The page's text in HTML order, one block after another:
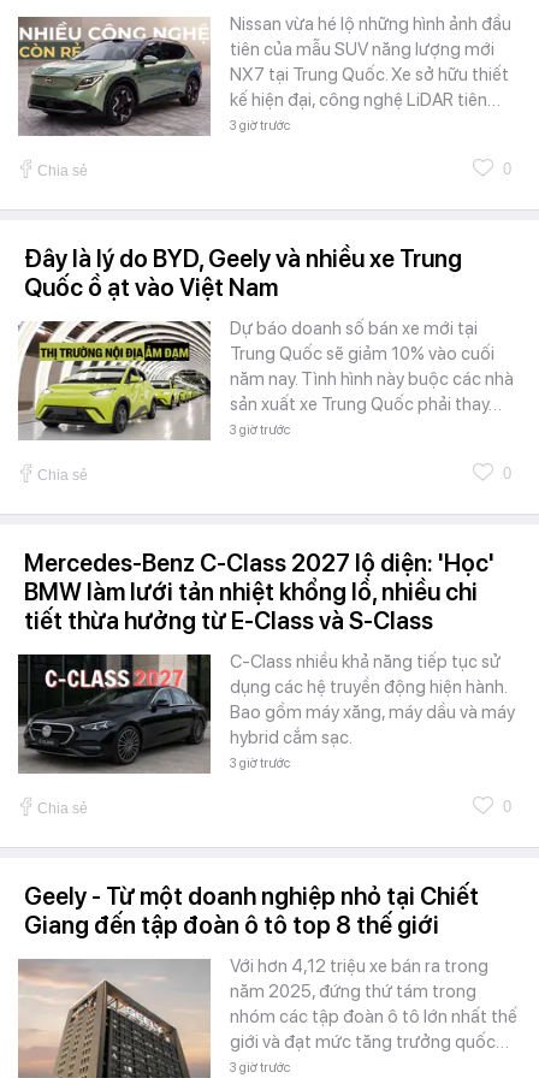
Nissan vừa hé lộ những hình ảnh đầu
tiên của mẫu SUV năng lượng mới
NX7 tại Trung Quốc. Xe sở hữu thiết
kế hiện đại, công nghệ LiDAR tiên…
3 giờ trước
Chia sẻ 0
Đây là lý do BYD, Geely và nhiều xe Trung
Quốc ồ ạt vào Việt Nam
Dự báo doanh số bán xe mới tại
Trung Quốc sẽ giảm 10% vào cuối
năm nay. Tình hình này buộc các nhà
sản xuất xe Trung Quốc phải thay…
3 giờ trước
Chia sẻ 0
Mercedes-Benz C-Class 2027 lộ diện: 'Học'
BMW làm lưới tản nhiệt khổng lồ, nhiều chi
tiết thừa hưởng từ E-Class và S-Class
C-Class nhiều khả năng tiếp tục sử
dụng các hệ truyền động hiện hành.
Bao gồm máy xăng, máy dầu và máy
hybrid cắm sạc.
3 giờ trước
Chia sẻ 0
Geely - Từ một doanh nghiệp nhỏ tại Chiết
Giang đến tập đoàn ô tô top 8 thế giới
Với hơn 4,12 triệu xe bán ra trong
năm 2025, đứng thứ tám trong
nhóm các tập đoàn ô tô lớn nhất thế
giới và đạt mức tăng trưởng quốc…
3 giờ trước